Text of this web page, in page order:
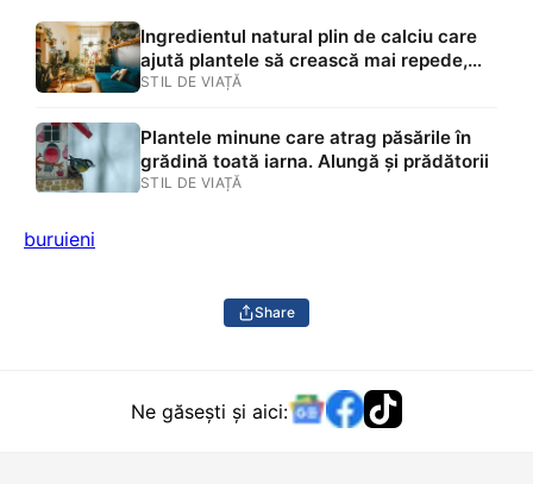
Ingredientul natural plin de calciu care
ajută plantele să crească mai repede,
ține solul sănătos și elimină dăunătorii.
STIL DE VIAȚĂ
Plantele minune care atrag păsările în
grădină toată iarna. Alungă și prădătorii
STIL DE VIAȚĂ
buruieni
Share
Ne găsești și aici: